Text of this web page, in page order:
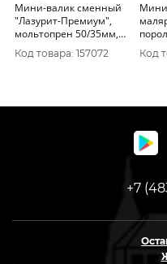
Мини-валик сменный
"Лазурит-Премиум",
мольтопрен 50/35мм,
D6мм
Код товара: 157072 Код
+7